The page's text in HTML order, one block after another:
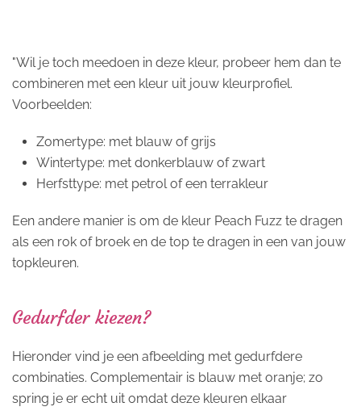
"Wil je toch meedoen in deze kleur, probeer hem dan te
combineren met een kleur uit jouw kleurprofiel.
Voorbeelden:
Zomertype: met blauw of grijs
Wintertype: met donkerblauw of zwart
Herfsttype: met petrol of een terrakleur
Een andere manier is om de kleur Peach Fuzz te dragen
als een rok of broek en de top te dragen in een van jouw
topkleuren.
Gedurfder kiezen?
Hieronder vind je een afbeelding met gedurfdere
combinaties. Complementair is blauw met oranje; zo
spring je er echt uit omdat deze kleuren elkaar